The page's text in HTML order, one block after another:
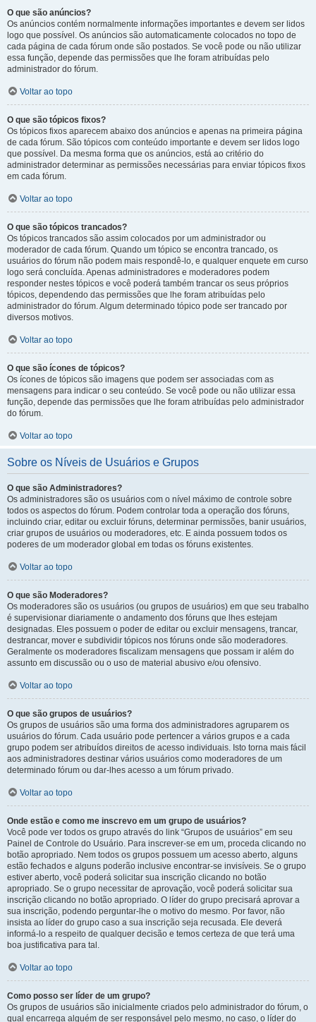
O que são anúncios?
Os anúncios contém normalmente informações importantes e devem ser lidos
logo que possível. Os anúncios são automaticamente colocados no topo de
cada página de cada fórum onde são postados. Se você pode ou não utilizar
essa função, depende das permissões que lhe foram atribuídas pelo
administrador do fórum.
Voltar ao topo
O que são tópicos fixos?
Os tópicos fixos aparecem abaixo dos anúncios e apenas na primeira página
de cada fórum. São tópicos com conteúdo importante e devem ser lidos logo
que possível. Da mesma forma que os anúncios, está ao critério do
administrador determinar as permissões necessárias para enviar tópicos fixos
em cada fórum.
Voltar ao topo
O que são tópicos trancados?
Os tópicos trancados são assim colocados por um administrador ou
moderador de cada fórum. Quando um tópico se encontra trancado, os
usuários do fórum não podem mais respondê-lo, e qualquer enquete em curso
logo será concluída. Apenas administradores e moderadores podem
responder nestes tópicos e você poderá também trancar os seus próprios
tópicos, dependendo das permissões que lhe foram atribuídas pelo
administrador do fórum. Algum determinado tópico pode ser trancado por
diversos motivos.
Voltar ao topo
O que são ícones de tópicos?
Os ícones de tópicos são imagens que podem ser associadas com as
mensagens para indicar o seu conteúdo. Se você pode ou não utilizar essa
função, depende das permissões que lhe foram atribuídas pelo administrador
do fórum.
Voltar ao topo
Sobre os Níveis de Usuários e Grupos
O que são Administradores?
Os administradores são os usuários com o nível máximo de controle sobre
todos os aspectos do fórum. Podem controlar toda a operação dos fóruns,
incluindo criar, editar ou excluir fóruns, determinar permissões, banir usuários,
criar grupos de usuários ou moderadores, etc. E ainda possuem todos os
poderes de um moderador global em todas os fóruns existentes.
Voltar ao topo
O que são Moderadores?
Os moderadores são os usuários (ou grupos de usuários) em que seu trabalho
é supervisionar diariamente o andamento dos fóruns que lhes estejam
designadas. Eles possuem o poder de editar ou excluir mensagens, trancar,
destrancar, mover e subdividir tópicos nos fóruns onde são moderadores.
Geralmente os moderadores fiscalizam mensagens que possam ir além do
assunto em discussão ou o uso de material abusivo e/ou ofensivo.
Voltar ao topo
O que são grupos de usuários?
Os grupos de usuários são uma forma dos administradores agruparem os
usuários do fórum. Cada usuário pode pertencer a vários grupos e a cada
grupo podem ser atribuídos direitos de acesso individuais. Isto torna mais fácil
aos administradores destinar vários usuários como moderadores de um
determinado fórum ou dar-lhes acesso a um fórum privado.
Voltar ao topo
Onde estão e como me inscrevo em um grupo de usuários?
Você pode ver todos os grupo através do link “Grupos de usuários” em seu
Painel de Controle do Usuário. Para inscrever-se em um, proceda clicando no
botão apropriado. Nem todos os grupos possuem um acesso aberto, alguns
estão fechados e alguns poderão inclusive encontrar-se invisíveis. Se o grupo
estiver aberto, você poderá solicitar sua inscrição clicando no botão
apropriado. Se o grupo necessitar de aprovação, você poderá solicitar sua
inscrição clicando no botão apropriado. O líder do grupo precisará aprovar a
sua inscrição, podendo perguntar-lhe o motivo do mesmo. Por favor, não
insista ao líder do grupo caso a sua inscrição seja recusada. Ele deverá
informá-lo a respeito de qualquer decisão e temos certeza de que terá uma
boa justificativa para tal.
Voltar ao topo
Como posso ser líder de um grupo?
Os grupos de usuários são inicialmente criados pelo administrador do fórum, o
qual encarrega alguém de ser responsável pelo mesmo, no caso, o líder do